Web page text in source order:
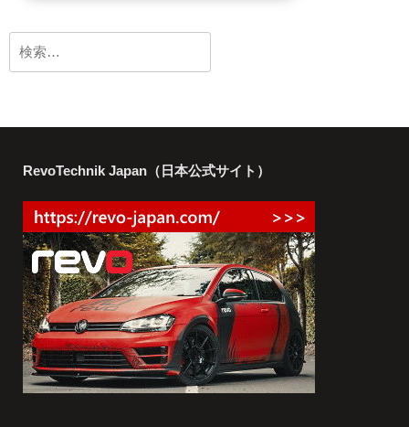
索:
RevoTechnik Japan（日本公式サイト）